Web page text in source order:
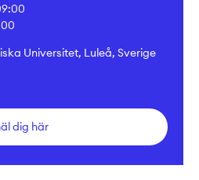
Universitet, Luleå, Sverige
dig här